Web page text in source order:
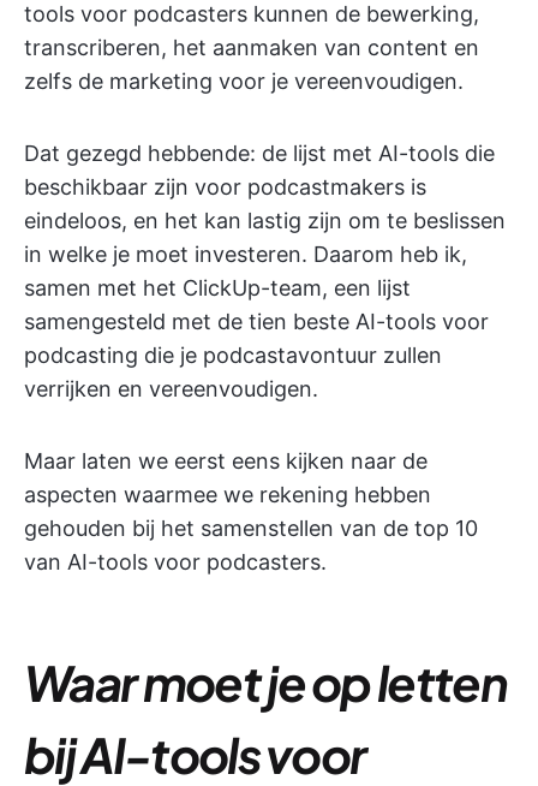
tools voor podcasters kunnen de bewerking,
transcriberen, het aanmaken van content en
zelfs de marketing voor je vereenvoudigen.
Dat gezegd hebbende: de lijst met AI-tools die
beschikbaar zijn voor podcastmakers is
eindeloos, en het kan lastig zijn om te beslissen
in welke je moet investeren. Daarom heb ik,
samen met het ClickUp-team, een lijst
samengesteld met de tien beste AI-tools voor
podcasting die je podcastavontuur zullen
verrijken en vereenvoudigen.
Maar laten we eerst eens kijken naar de
aspecten waarmee we rekening hebben
gehouden bij het samenstellen van de top 10
van AI-tools voor podcasters.
Waar moet je op letten
bij AI-tools voor